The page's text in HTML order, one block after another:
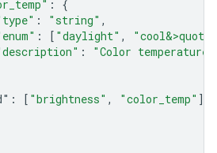
:
{
: "string" ,
: [ "daylight" , "cool&>quot;
: "Color temperature"
: [ "brightness" , "color_temp" ],